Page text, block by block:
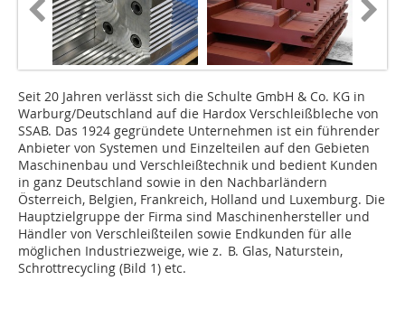
Seit 20 Jahren verlässt sich die Schulte GmbH & Co. KG in
Warburg/Deutschland auf die Hardox Verschleiß­bleche von
SSAB. Das 1924 gegründete Unternehmen ist ein führender
Anbieter von Systemen und Einzelteilen auf den Gebieten
Maschinenbau und Verschleißtechnik und bedient Kunden
in ganz Deutschland sowie in den Nachbarländern
Österreich, Belgien, Frankreich, Holland und Luxemburg. Die
Hauptzielgruppe der Firma sind Maschinenhersteller und
Händler von Verschleißteilen sowie Endkunden für alle
möglichen Industriezweige, wie z. B. Glas, Naturstein,
Schrottrecycling (Bild 1) etc.